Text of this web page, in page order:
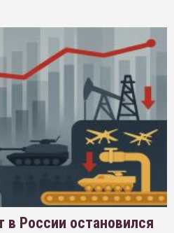
в России остановился